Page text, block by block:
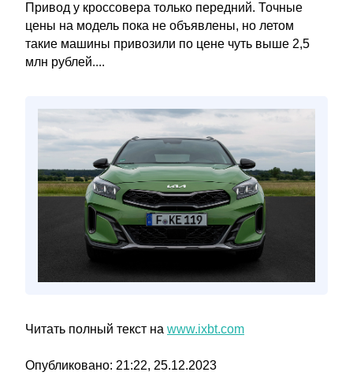
Привод у кроссовера только передний. Точные
цены на модель пока не объявлены, но летом
такие машины привозили по цене чуть выше 2,5
млн рублей....
Читать полный текст на www.ixbt.com
Опубликовано: 21:22, 25.12.2023